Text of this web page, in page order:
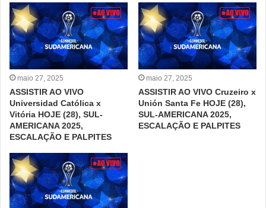
maio 27, 2025
ASSISTIR AO VIVO
Universidad Católica x
Vitória HOJE (28), SUL-
AMERICANA 2025,
ESCALAÇÃO E PALPITES
maio 27, 2025
ASSISTIR AO VIVO Cruzeiro x
Unión Santa Fe HOJE (28),
SUL-AMERICANA 2025,
ESCALAÇÃO E PALPITES